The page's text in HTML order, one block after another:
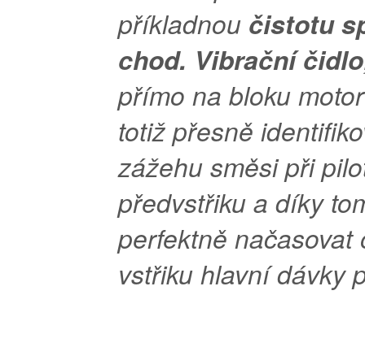
příkladnou čistotu
chod. Vibrační čidlo
přímo na bloku
totiž přesně
zážehu směsi při
předvstřiku a díky
perfektně načasovat
vstřiku hlavní dávky